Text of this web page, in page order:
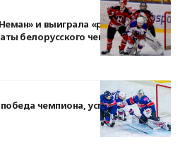
и выиграла «регулярку», а
белорусского чемпионата
чемпиона, успех сборной